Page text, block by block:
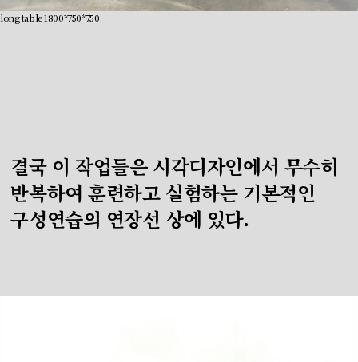
long table 1800*750*750
결국 이 작업들은 시각디자인에서 무수히
반복하여 훈련하고 실험하는 기본적인
구성연습의 연장선 상에 있다.